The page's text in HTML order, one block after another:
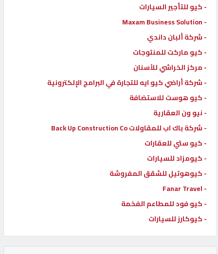
- كيو للتأجير السيارات
- Maxam Business Solution
- شركة ألبان داندي
- كيو ماركت للمنتوجات
- مركز الخراشي للأسنان
- شركة أراضي كيو ايه للتجارة في البرامج الإلكترونية
- كيو هوست للاستضافة
- نيو ون العقارية
- شركة باك اب للمقاولات Back Up Construction Co
- كيو ستي للعقارات
- كيومزاد للسيارات
- كيوهوتيل للشقق المفروشة
- Fanar Travel
- كيو فود للمطاعم الفخمة
- كيوكارز للسيارات